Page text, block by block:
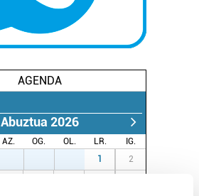
AGENDA
Abuztua 2026
AZ. OG. OL. LR.
IG.
1 2